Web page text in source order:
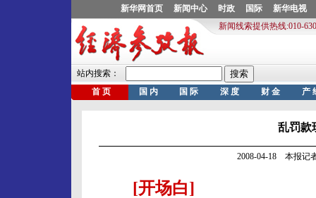
乱罚款
2008-04-18 本报记
[开场白]